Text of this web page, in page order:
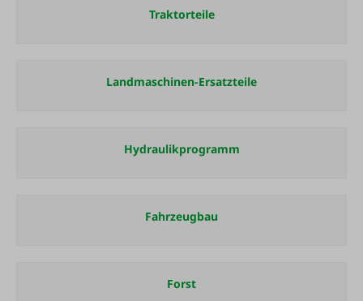
Traktorteile
Landmaschinen-Ersatzteile
Hydraulikprogramm
Fahrzeugbau
Forst